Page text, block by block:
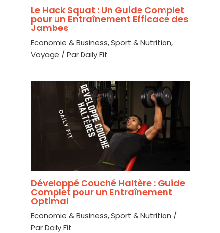
Le Hack Squat : Un Guide Complet
pour un Entraînement Efficace des
Jambes
Economie & Business,Sport & Nutrition,
Voyage / ParDaily Fit
Développé Couché Haltère : Guide
Complet pour un Entraînement
Optimal
Economie & Business,Sport & Nutrition /
ParDaily Fit